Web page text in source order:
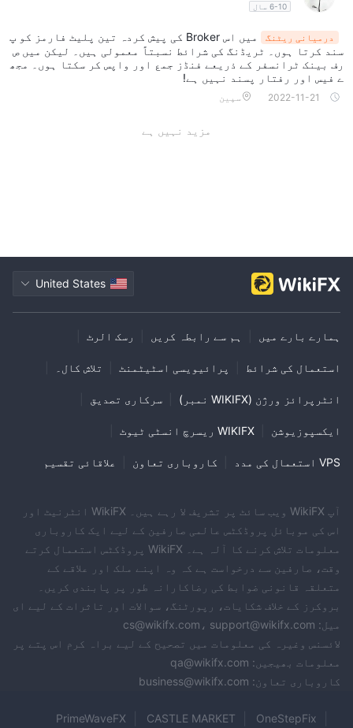
6-10 سال
درمیانی ریٹنگ
میں اس Broker کی پیش کردہ تین پلیٹ فارمز کو پ
سند کرتا ہوں۔ ٹریڈنگ کی شرائط نسبتاً معمولی ہیں۔ لیکن میں ص
رف بینک ٹرانسفر کے ذریعے فنڈز جمع اور واپس کر سکتا ہوں۔ مجھ
ے فیس اور رفتار پسند نہیں ہے!
2022-11-21 سپین
مزید نہیں ہے
United States
ہمارے بارے میں ہم سے رابطہ کریں رسک الرٹ
استعمال کی شرائط پرائیویسی اسٹیٹمنٹ تلاش کال۔
انٹرپرائز ورژن (WIKIFX نمبر) سرکاری تصدیق
ایکسپوزیوشن WIKIFX ریسرچ انسٹی ٹیوٹ
VPS استعمال کی مدد کاروباری تعاون علاقائی تقسیم
آپ WikiFX ویب سائٹ پر تشریف لا رہے ہیں۔ WikiFX انٹرنیٹ اور
اس کی موبائل پروڈکٹس عالمی صارفین کے لیے ایک کاروباری
معلومات تلاش کرنے کا آلہ ہے۔ WikiFX پروڈکٹس استعمال کرتے
وقت، صارفین سے درخواست ہے کہ وہ اپنے ملک اور علاقے کے
متعلقہ قانونی ضوابط کی رضاکارانہ طور پر پابندی کریں۔
بروکرز کے خلاف شکایات، رپورٹنگ، سوالات اور تاثرات کے لیے ای
میل: cs@wikifx.com، support@wikifx.com
لائسنس وغیرہ کی معلومات میں تصحیح کے لیے براہ کرم اس پتے پر
معلومات بھیجیں: qa@wikifx.com
کاروباری تعاون: business@wikifx.com
OneStepFix
CASTLE MARKET
PrimeWaveFX